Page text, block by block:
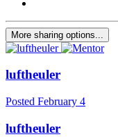
More sharing options...
luftheuler
Posted February 4
luftheuler